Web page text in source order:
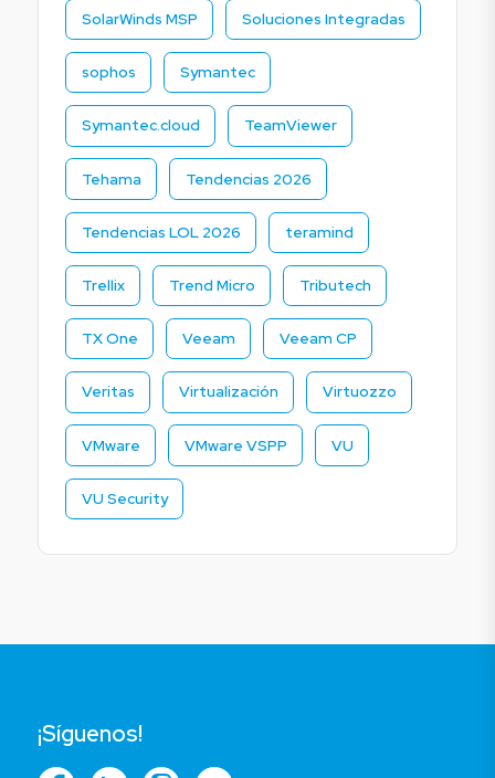
SolarWinds MSP Soluciones Integradas
sophos Symantec
Symantec.cloud TeamViewer
Tehama Tendencias 2026
Tendencias LOL 2026 teramind
Trellix Trend Micro Tributech
TX One Veeam Veeam CP
Veritas Virtualización Virtuozzo
VMware VMware VSPP VU
VU Security
¡Síguenos!